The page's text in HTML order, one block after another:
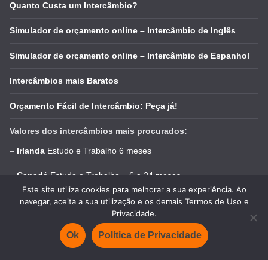
Quanto Custa um Intercâmbio?
Simulador de orçamento online – Intercâmbio de Inglês
Simulador de orçamento online – Intercâmbio de Espanhol
Intercâmbios mais Baratos
Orçamento Fácil de Intercâmbio: Peça já!
Valores dos intercâmbios mais procurados:
– Irlanda Estudo e Trabalho 6 meses
Canadá Estudo e Trabalho – 6 a 24 meses
Austrália Estudo e Trabalho 6 meses
Nova Zelândia Estudo e Trabalho 6 meses
1 mês de Inglês nos EUA
Este site utiliza cookies para melhorar a sua experiência. Ao
navegar, aceita a sua utilização e os demais Termos de Uso e
Privacidade.
Ok Política de Privacidade